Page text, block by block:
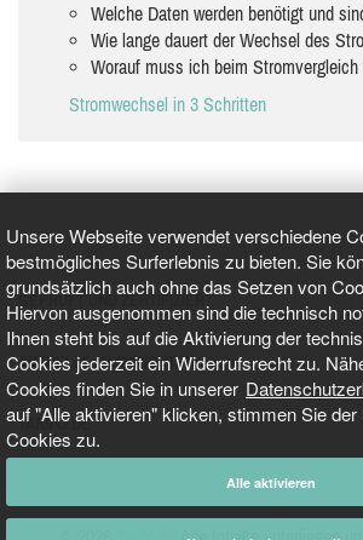
Unsere Webseite verwendet verschiedene
bestmögliches Surferlebnis zu bieten. Sie
grundsätzlich auch ohne das Setzen von
Hiervon ausgenommen sind die technisch
Ihnen steht bis auf die Aktivierung der
Cookies jederzeit ein Widerrufsrecht zu.
Cookies finden Sie in unserer
auf "Alle aktivieren" klicken, stimmen Sie
Cookies zu.
Alle aktivieren
Welche Daten werden benötigt und
Wie lange dauert der Wechsel des
Worauf muss ich beim Stromvergleich
Stromwechsel in 3 Schritten
GEPRÜFT UND ZERTIFIZIERT
AKTUELLE NACHRICHTEN
TARIFO.DE